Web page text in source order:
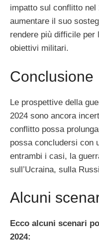
impatto sul conflitto nel
aumentare il suo
rendere più difficile per
obiettivi militari.
Conclusione
Le prospettive della
2024 sono ancora
conflitto possa
possa concludersi con
entrambi i casi, la
sull’Ucraina, sulla
Alcuni
Ecco alcuni scenari
2024: